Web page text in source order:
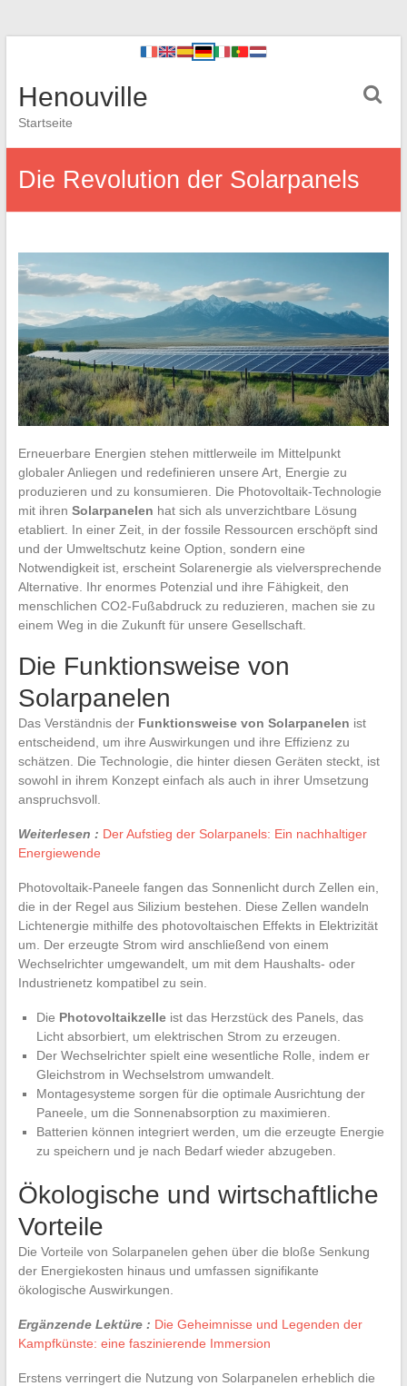
Henouville
Startseite
Die Revolution der Solarpanels
Erneuerbare Energien stehen mittlerweile im Mittelpunkt
globaler Anliegen und redefinieren unsere Art, Energie zu
produzieren und zu konsumieren. Die Photovoltaik-Technologie
mit ihren Solarpanelen hat sich als unverzichtbare Lösung
etabliert. In einer Zeit, in der fossile Ressourcen erschöpft sind
und der Umweltschutz keine Option, sondern eine
Notwendigkeit ist, erscheint Solarenergie als vielversprechende
Alternative. Ihr enormes Potenzial und ihre Fähigkeit, den
menschlichen CO2-Fußabdruck zu reduzieren, machen sie zu
einem Weg in die Zukunft für unsere Gesellschaft.
Die Funktionsweise von
Solarpanelen
Das Verständnis der Funktionsweise von Solarpanelen ist
entscheidend, um ihre Auswirkungen und ihre Effizienz zu
schätzen. Die Technologie, die hinter diesen Geräten steckt, ist
sowohl in ihrem Konzept einfach als auch in ihrer Umsetzung
anspruchsvoll.
Weiterlesen : Der Aufstieg der Solarpanels: Ein nachhaltiger
Energiewende
Photovoltaik-Paneele fangen das Sonnenlicht durch Zellen ein,
die in der Regel aus Silizium bestehen. Diese Zellen wandeln
Lichtenergie mithilfe des photovoltaischen Effekts in Elektrizität
um. Der erzeugte Strom wird anschließend von einem
Wechselrichter umgewandelt, um mit dem Haushalts- oder
Industrienetz kompatibel zu sein.
Die Photovoltaikzelleist das Herzstück des Panels, das
Licht absorbiert, um elektrischen Strom zu erzeugen.
Der Wechselrichter spielt eine wesentliche Rolle, indem er
Gleichstrom in Wechselstrom umwandelt.
Montagesysteme sorgen für die optimale Ausrichtung der
Paneele, um die Sonnenabsorption zu maximieren.
Batterien können integriert werden, um die erzeugte Energie
zu speichern und je nach Bedarf wieder abzugeben.
Ökologische und wirtschaftliche
Vorteile
Die Vorteile von Solarpanelen gehen über die bloße Senkung
der Energiekosten hinaus und umfassen signifikante
ökologische Auswirkungen.
Ergänzende Lektüre : Die Geheimnisse und Legenden der
Kampfkünste: eine faszinierende Immersion
Erstens verringert die Nutzung von Solarpanelen erheblich die